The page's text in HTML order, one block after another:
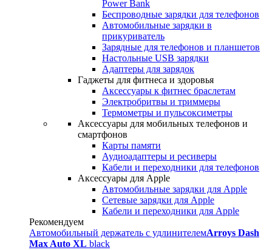
Power Bank
Беспроводные зарядки для телефонов
Автомобильные зарядки в
прикуриватель
Зарядные для телефонов и планшетов
Настольные USB зарядки
Адаптеры для зарядок
Гаджеты для фитнеса и здоровья
Аксессуары к фитнес браслетам
Электробритвы и триммеры
Термометры и пульсоксиметры
Аксессуары для мобильных телефонов и
смартфонов
Карты памяти
Аудиоадаптеры и ресиверы
Кабели и переходники для телефонов
Аксессуары для Apple
Автомобильные зарядки для Apple
Сетевые зарядки для Apple
Кабели и переходники для Apple
Рекомендуем
Автомобильный держатель с удлинителемArroys Dash
Max Auto XL black